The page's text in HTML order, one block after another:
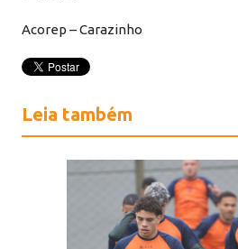
Acorep – Carazinho
Leia também